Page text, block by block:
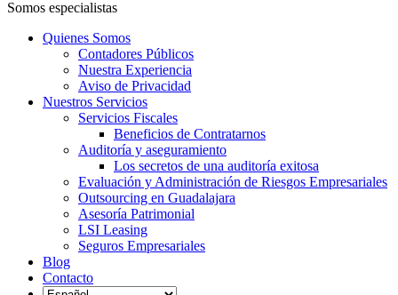
Somos especialistas
Quienes Somos
Contadores Públicos
Nuestra Experiencia
Aviso de Privacidad
Nuestros Servicios
Servicios Fiscales
Beneficios de Contratarnos
Auditoría y aseguramiento
Los secretos de una auditoría exitosa
Evaluación y Administración de Riesgos Empresariales
Outsourcing en Guadalajara
Asesoría Patrimonial
LSI Leasing
Seguros Empresariales
Blog
Contacto